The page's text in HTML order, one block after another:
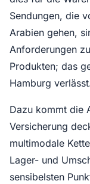
Sendungen, die
Arabien gehen,
Anforderungen
Produkten; das
Hamburg
Dazu kommt die
Versicherung
multimodale
Lager- und
sensibelsten